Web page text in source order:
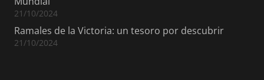
21/10/2024
Ramales de la Victoria: un tesoro por descubrir
21/10/2024